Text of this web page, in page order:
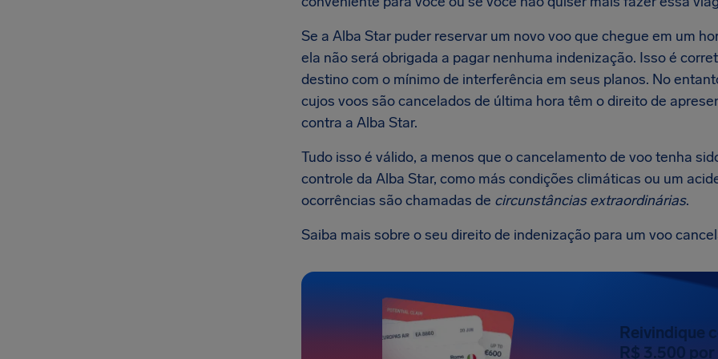
Se a Alba Star puder reservar um novo voo que chegue em um
ela não será obrigada a pagar nenhuma indenização. Isso é
destino com o mínimo de interferência em seus planos. No
cujos voos são cancelados de última hora têm o direito de
contra a Alba Star.
Tudo isso é válido, a menos que o cancelamento de voo tenha
controle da Alba Star, como más condições climáticas ou um
ocorrências são chamadas de circunstâncias extraordinárias.
Saiba mais sobre o seu direito de indenização para um voo
Reivindique
R$ 3.500